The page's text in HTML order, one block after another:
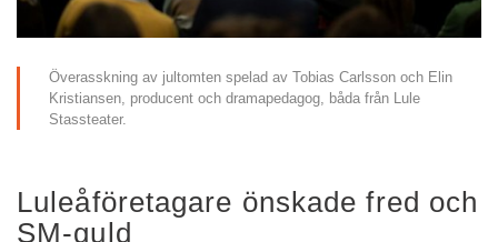
Överasskning av jultomten spelad av Tobias Carlsson och Elin
Kristiansen, producent och dramapedagog, båda från Lule
Stassteater.
Luleåföretagare önskade fred och
SM-guld